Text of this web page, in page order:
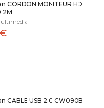
CORDON MONITEUR HD
2M
CABLE USB 2.0 CW090B